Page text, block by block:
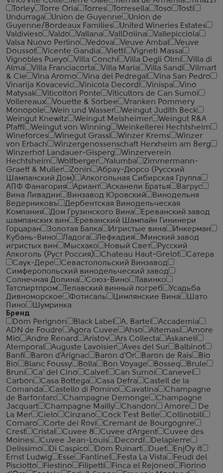
Torley
Torre Oria Torres Torresella Toso
Tosti
Undurraga
Union de Guyenne
Union de
Guyenne/Bordeaux Families
United Wineries Estates
Valdivieso
Valdo Vallana VallDolina
Vallepicciola
Valsa Nuovo Perlino
Vedova Veuve Ambal
Veuve
Doussot
Vicente Gandia Vietti
Vigneti Massa
Vignobles Pueyo
Villa Conchi Villa Degli Olmi
Villa di
Alma
Villa Franciacorta Villa Maria Villa Sandi
Vilmart
& Cie
Vina Aromo Vina del Pedregal
Vina San Pedro
Vinarija Kovacevic
Vinicola Decordi Vinispa
Vino
Matysak
Viticoltori Ponte
Viticultors de Can Sumoi
Vollereaux
Vouette & Sorbee
Vranken Pommery
Monopole
Wein und Wasser
Weingut Judith Beck
Weingut Knewitz
Weingut Melsheimer
Weingut R&A
Pfaffl
Weingut von Winning
Weinkellerei Hechtsheim
Wineforces
Winegut Grassl Winzer Krems
Winzer
von Erbach
Winzergenossenschaft Herxheim am Berg
Winzerhof Landauer-Gisperg
Winzerverein
Hechtsheim
Wolfberger Yalumba
Zimmermann-
Graeff & Muller
Zonin
Абрау-Дюрсо (Русский
Шампанский Дом)
Алкогольная Сибирская Группа
АПФ Фанагория
Ариант Асканели Братья
Вагрус
Вина Ливадии
Винзавод Юровский
Винодельня
Ведерниковъ
Дербентская Винодельческая
Компания
Дом Грузинского Вина
Ереванский завод
шампанских вин
Ереванский Шампайн Гининери
Горцаран
Золотая Балка Игристые вина
Инкерман
Кубань-Вино
Ладога Лефкадия
Минский завод
игристых вин
Мысхако Новый Свет
Русский
Алкоголь (Руст Россия)
Сhateau Haut-Grelot
Сатера
Саук-Дере
Севастопольский Винзавод
Симферопольский винодельческий завод
Солнечная Долина
Союз-Вино
Тавинко
Татспиртпром
Телавский винный погреб
Усадьба
Дивноморское
Фотисаль Цимлянские Вина
Шато
Пино
Шумринка
Бренд
Dom Perignon
Black Label A. Bartel
Accademia
ADN de Foudre
Agora Cuvee Ahso Altemasi
Amore
Mio
Andre Renard Aristov Ars Collecta
Askaneli
Atemporal
Auguste Lavoisier Aves del Sur
Balbinot
Banfi
Baron d'Arignac Baron d'Or Baron de Rais
Bio
Bio
Blanc Foussy Bolla Bon Voyage Bosseq
Brule
Bruni
Ca' del Cino Calvet Can Sumoi
Canevel
Carbon
Casa Bottega Casa Defra
Castell de la
Comanda
Castello di Pomino Cavatina
Champagne
de Barfontarc
Champagne Demonge
Champagne
Jacquart
Champagne Mailly Chandon Amore
De
La Mer
Cielo Cinzano Cock T'est Belle
Collinobili
Cornaro
Corte dei Rovi
Cremant de Bourgognre
Crest
Cristal Cuvee 8 Cuvee d'Argent
Cuvee des
Moines
Cuvee Jean-Louis Decordi
Delapierre
Delissimo
Di Caspico Dom Ruinart Duet
EnjOy it
Ernst Ludwig
Esse Fantinel Festa La Vista
Feudi del
Pisciotto
Fiestino Filipetti Finca el Rejoneo
Fiorino